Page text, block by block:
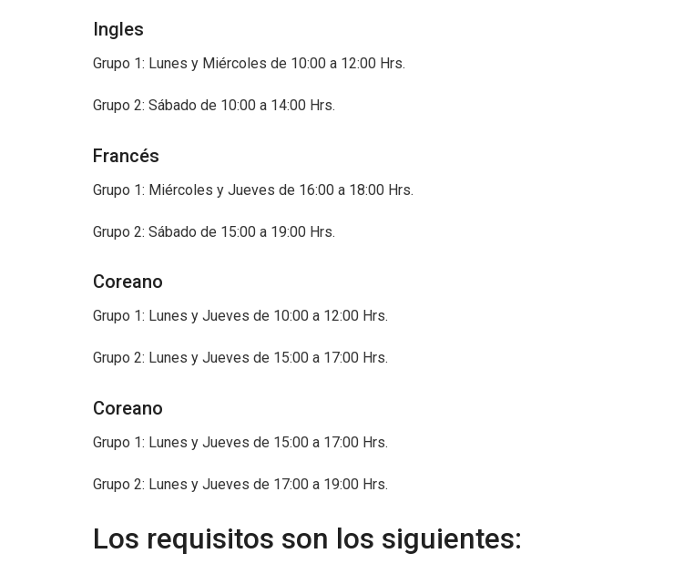
Ingles
Grupo 1: Lunes y Miércoles de 10:00 a 12:00 Hrs.
Grupo 2: Sábado de 10:00 a 14:00 Hrs.
Francés
Grupo 1: Miércoles y Jueves de 16:00 a 18:00 Hrs.
Grupo 2: Sábado de 15:00 a 19:00 Hrs.
Coreano
Grupo 1: Lunes y Jueves de 10:00 a 12:00 Hrs.
Grupo 2: Lunes y Jueves de 15:00 a 17:00 Hrs.
Coreano
Grupo 1: Lunes y Jueves de 15:00 a 17:00 Hrs.
Grupo 2: Lunes y Jueves de 17:00 a 19:00 Hrs.
Los requisitos son los siguientes: